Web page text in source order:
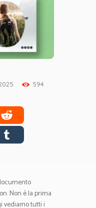
594
Non è la prima
vediamo tutti i